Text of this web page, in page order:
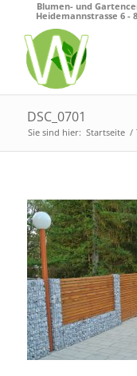
Blumen- und
Heidemannstrasse 6 -
DSC_0701
Sie sind hier: Startseite /